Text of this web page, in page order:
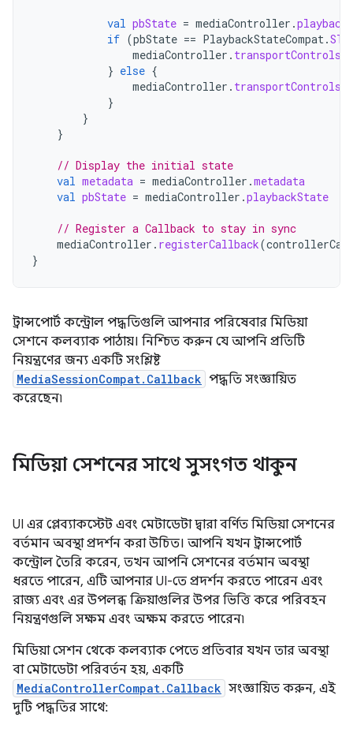
val pbState = mediaController .
if (pbState == PlaybackStateCompat.
mediaController . transportControls
} else {
mediaController . transportControls
}
}
}
// Display the initial state
val metadata = mediaController .metadata
val pbState = mediaController .playbackState
// Register a Callback to stay in sync
mediaController . registerCallback(
}
ট্রান্সপোর্ট কন্ট্রোল পদ্ধতিগুলি আপনার পরিষেবার মিডিয়া
সেশনে কলব্যাক পাঠায়। নিশ্চিত করুন যে আপনি প্রতিটি
নিয়ন্ত্রণের জন্য একটি সংশ্লিষ্ট
MediaSessionCompat.Callback পদ্ধতি সংজ্ঞায়িত
করেছেন৷
মিডিয়া সেশনের সাথে সুসংগত থাকুন
UI এর প্লেব্যাকস্টেট এবং মেটাডেটা দ্বারা বর্ণিত মিডিয়া সেশনের
বর্তমান অবস্থা প্রদর্শন করা উচিত। আপনি যখন ট্রান্সপোর্ট
কন্ট্রোল তৈরি করেন, তখন আপনি সেশনের বর্তমান অবস্থা
ধরতে পারেন, এটি আপনার UI-তে প্রদর্শন করতে পারেন এবং
রাজ্য এবং এর উপলব্ধ ক্রিয়াগুলির উপর ভিত্তি করে পরিবহন
নিয়ন্ত্রণগুলি সক্ষম এবং অক্ষম করতে পারেন৷
মিডিয়া সেশন থেকে কলব্যাক পেতে প্রতিবার যখন তার অবস্থা
বা মেটাডেটা পরিবর্তন হয়, একটি
MediaControllerCompat.Callback সংজ্ঞায়িত করুন, এই
দুটি পদ্ধতির সাথে: